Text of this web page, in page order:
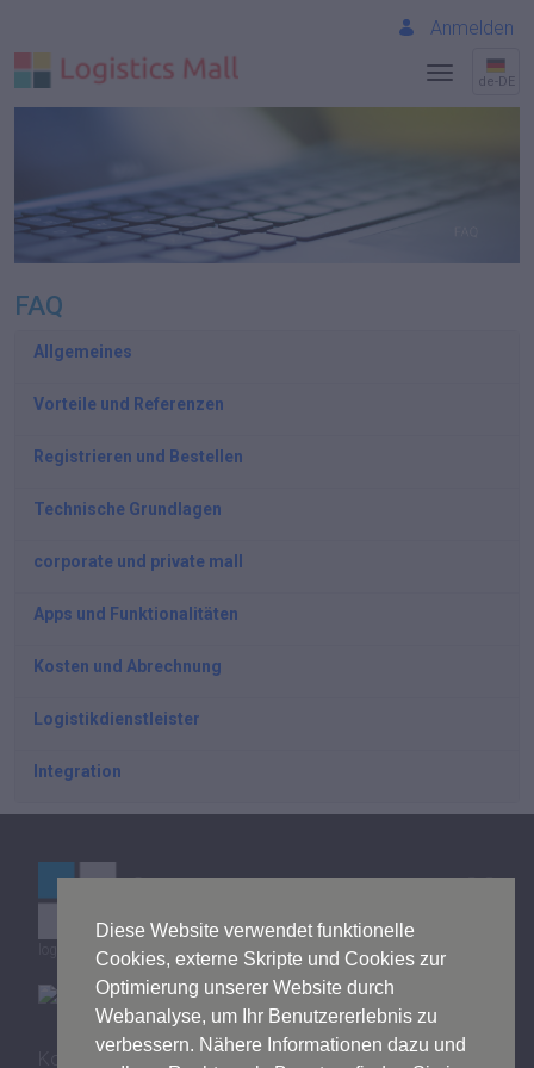
Diese Website verwendet funktionelle
Cookies, externe Skripte und Cookies zur
Optimierung unserer Website durch
Webanalyse, um Ihr Benutzererlebnis zu
verbessern. Nähere Informationen dazu und
Anmelden
de-DE
FAQ
Allgemeines
Vorteile und Referenzen
Registrieren und Bestellen
Technische Grundlagen
corporate und private mall
Apps und Funktionalitäten
Kosten und Abrechnung
Logistikdienstleister
Integration
logistics mall © by Bitergo GmbH